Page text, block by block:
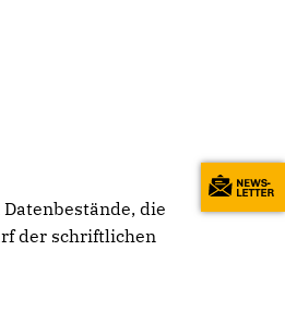
die
der schriftlichen